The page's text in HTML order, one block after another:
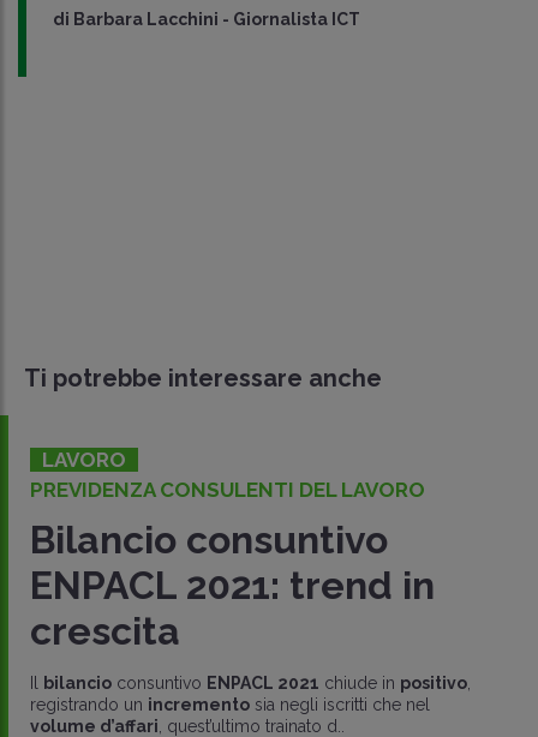
di Barbara Lacchini - Giornalista ICT
Ti potrebbe interessare anche
LAVORO
PREVIDENZA CONSULENTI DEL LAVORO
Bilancio consuntivo
ENPACL 2021: trend in
crescita
bilancio consuntivo ENPACL 2021 chiude in positivo
registrando un incremento sia negli iscritti che nel
volume d’affari , quest’ultimo trainato d..